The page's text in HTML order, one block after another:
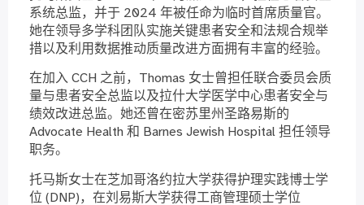
系统总监，并于 2024 年被任命为临时首席质量官。
她在领导多学科团队实施关键患者安全和法规合规举
措以及利用数据推动质量改进方面拥有丰富的经验。
在加入 CCH 之前，Thomas 女士曾担任联合委员会质
量与患者安全总监以及拉什大学医学中心患者安全与
绩效改进总监。她还曾在密苏里州圣路易斯的
Advocate Health 和 Barnes Jewish Hospital 担任领导
职务。
托马斯女士在芝加哥洛约拉大学获得护理实践博士学
位 (DNP)，在刘易斯大学获得工商管理硕士学位